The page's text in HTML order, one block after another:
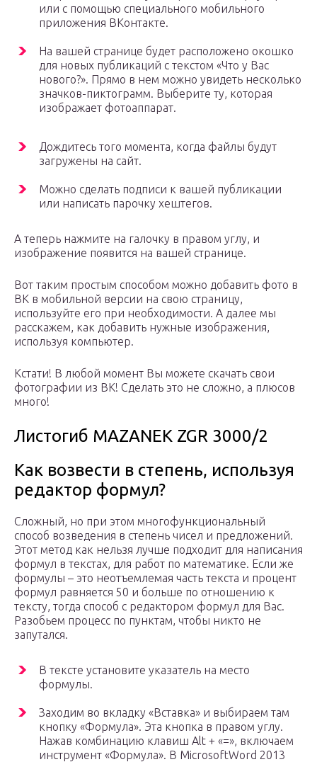
или с помощью специального мобильного
приложения ВКонтакте.
На вашей странице будет расположено окошко
для новых публикаций с текстом «Что у Вас
нового?». Прямо в нем можно увидеть несколько
значков-пиктограмм. Выберите ту, которая
изображает фотоаппарат.
Дождитесь того момента, когда файлы будут
загружены на сайт.
Можно сделать подписи к вашей публикации
или написать парочку хештегов.
А теперь нажмите на галочку в правом углу, и
изображение появится на вашей странице.
Вот таким простым способом можно добавить фото в
ВК в мобильной версии на свою страницу,
используйте его при необходимости. А далее мы
расскажем, как добавить нужные изображения,
используя компьютер.
Кстати! В любой момент Вы можете скачать свои
фотографии из ВК! Сделать это не сложно, а плюсов
много!
Листогиб MAZANEK ZGR 3000/2
Как возвести в степень, используя
редактор формул?
Сложный, но при этом многофункциональный
способ возведения в степень чисел и предложений.
Этот метод как нельзя лучше подходит для написания
формул в текстах, для работ по математике. Если же
формулы – это неотъемлемая часть текста и процент
формул равняется 50 и больше по отношению к
тексту, тогда способ с редактором формул для Вас.
Разобьем процесс по пунктам, чтобы никто не
запутался.
В тексте установите указатель на место
формулы.
Заходим во вкладку «Вставка» и выбираем там
кнопку «Формула». Эта кнопка в правом углу.
Нажав комбинацию клавиш Alt + «=», включаем
инструмент «Формула». В MicrosoftWord 2013